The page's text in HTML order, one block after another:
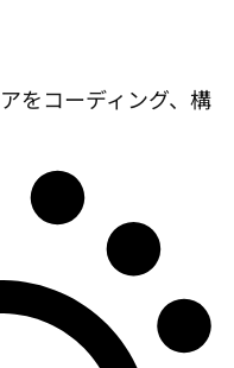
をコーディング、構